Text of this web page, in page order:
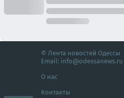
© Лента новостей Одессы
Email: info@odessanews.ru
О нас
Контакты